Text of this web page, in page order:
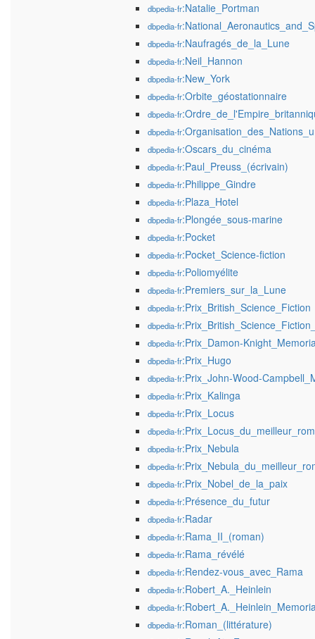
dbpedia-fr:Natalie_Portman
dbpedia-fr
dbpedia-fr:Naufragés_de_la_Lune
dbpedia-fr:Neil_Hannon
dbpedia-fr:New_York
dbpedia-fr:Orbite_géostationnaire
dbpedia-fr
dbpedia-fr
dbpedia-fr:Oscars_du_cinéma
dbpedia-fr:Paul_Preuss_(écrivain)
dbpedia-fr:Philippe_Gindre
dbpedia-fr:Plaza_Hotel
dbpedia-fr:Plongée_sous-marine
dbpedia-fr:Pocket
dbpedia-fr:Pocket_Science-fiction
dbpedia-fr:Poliomyélite
dbpedia-fr:Premiers_sur_la_Lune
dbpedia-fr:Prix_British_Science_Fiction
dbpedia-fr
dbpedia-fr:Prix_Damon-
dbpedia-fr:Prix_Hugo
dbpedia-fr:Prix_John-Wood-
dbpedia-fr:Prix_Kalinga
dbpedia-fr:Prix_Locus
dbpedia-fr
dbpedia-fr:Prix_Nebula
dbpedia-fr
dbpedia-fr:Prix_Nobel_de_la_paix
dbpedia-fr:Présence_du_futur
dbpedia-fr:Radar
dbpedia-fr:Rama_II_(roman)
dbpedia-fr:Rama_révélé
dbpedia-fr:Rendez-vous_avec_Rama
dbpedia-fr:Robert_A._Heinlein
dbpedia-fr
dbpedia-fr:Roman_(littérature)